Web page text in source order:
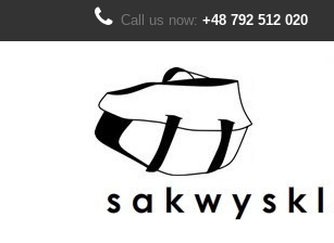
Call us now: +48 792 512 020